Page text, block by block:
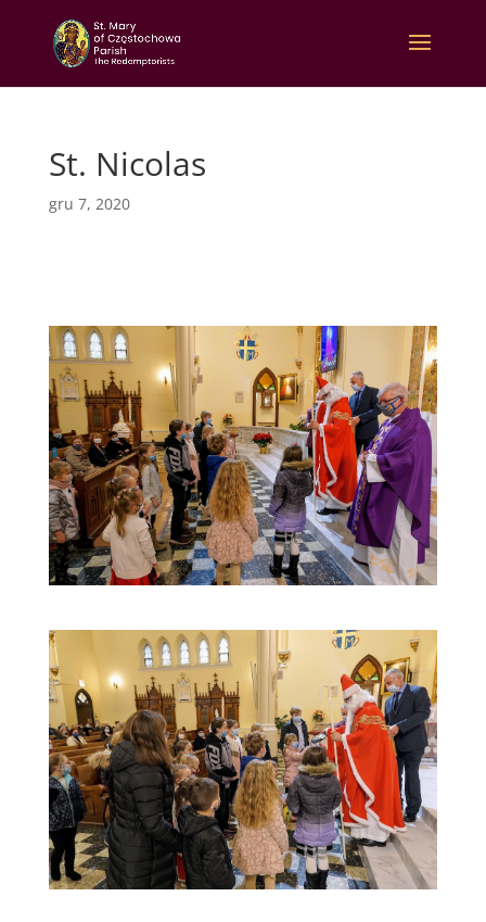
St. Nicolas
gru 7, 2020